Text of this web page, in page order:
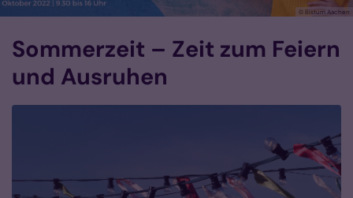
© Bistum Aachen
Sommerzeit – Zeit zum Feiern
und Ausruhen